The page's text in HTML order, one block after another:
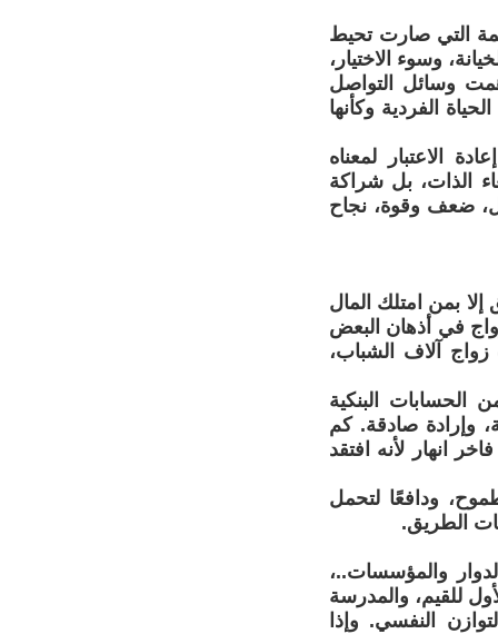
التي صارت تحيط
وسوء الاختيار،
وسائل التواصل
الفردية وكأنها
الاعتبار لمعناه
الذات، بل شراكة
ضعف وقوة، نجاح
بمن امتلك المال
في أذهان البعض
زواج آلاف الشباب،
الحسابات البنكية
وإرادة صادقة. كم
انهار لأنه افتقد
ودافعًا لتحمل
الطريق.
والمؤسسات..،
للقيم، والمدرسة
النفسي. وإذا